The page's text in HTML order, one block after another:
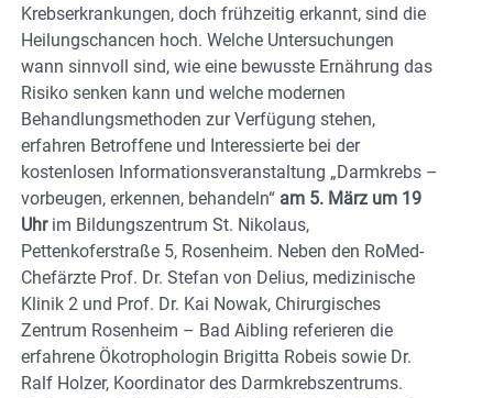
Krebserkrankungen, doch frühzeitig erkannt, sind die
Heilungschancen hoch. Welche Untersuchungen
wann sinnvoll sind, wie eine bewusste Ernährung das
Risiko senken kann und welche modernen
Behandlungsmethoden zur Verfügung stehen,
erfahren Betroffene und Interessierte bei der
kostenlosen Informationsveranstaltung „Darmkrebs –
vorbeugen, erkennen, behandeln“ am 5. März um 19
Uhrim Bildungszentrum St. Nikolaus,
Pettenkoferstraße 5, Rosenheim. Neben den RoMed-
Chefärzte Prof. Dr. Stefan von Delius, medizinische
Klinik 2 und Prof. Dr. Kai Nowak, Chirurgisches
Zentrum Rosenheim – Bad Aibling referieren die
erfahrene Ökotrophologin Brigitta Robeis sowie Dr.
Ralf Holzer, Koordinator des Darmkrebszentrums.